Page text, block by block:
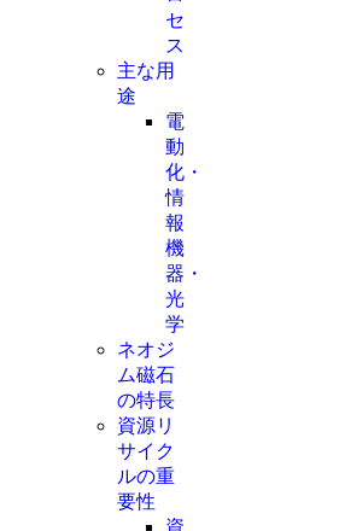
セ
ス
主な用
途
電
動
化・
情
報
機
器・
光
学
ネオジ
ム磁石
の特長
資源リ
サイク
ルの重
要性
資